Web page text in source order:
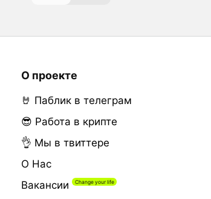
О проекте
🤘 Паблик в телеграм
😎 Работа в крипте
👌 Мы в твиттере
О Нас
Вакансии